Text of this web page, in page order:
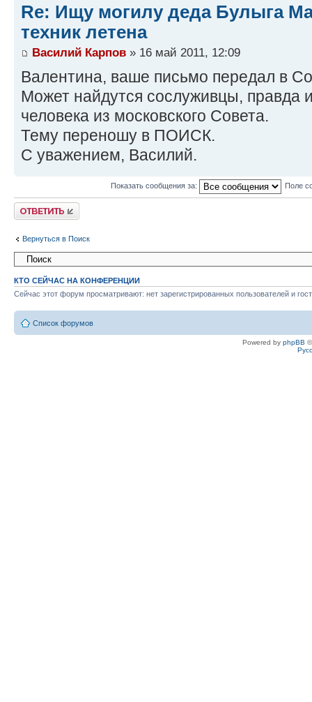
Re: Ищу могилу деда Булыга
техник летена
Василий Карпов » 16 май 2011, 12:09
Валентина, ваше письмо передал в
Может найдутся сослуживцы, правда
человека из московского Совета.
Тему переношу в ПОИСК.
С уважением, Василий.
Показать сообщения за: Поле
Ответить
Вернуться в Поиск
КТО СЕЙЧАС НА КОНФЕРЕНЦИИ
Сейчас этот форум просматривают: нет зарегистрированных пользователей и
Список форумов
Powered by phpBB